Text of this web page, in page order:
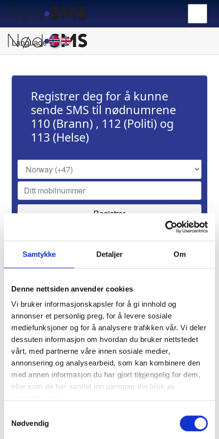
Samtykke Detaljer Om
Denne nettsiden anvender cookies
Vi bruker informasjonskapsler for å gi innhold og
annonser et personlig preg, for å levere sosiale
mediefunksjoner og for å analysere trafikken vår. Vi deler
dessuten informasjon om hvordan du bruker nettstedet
vårt, med partnerne våre innen sosiale medier,
annonsering og analysearbeid, som kan kombinere den
med annen informasjon du har gjort tilgjengelig for dem,
eller som de har samlet inn gjennom din bruk av
Nødvendig
Language
Registrer deg for å kunne
sende SMS til nødnumrene
110 (Brann) , 112 (Politi) og
113 (Helse)
Registrer
I en nødsituasjon kan du som har registrert
eller 113. For å spare tid bør meldingen inneholde
HVOR du er.
HVA det gjelder.
HVEM og hvor mange personer er i nød.
På nødmeldesentralen kommer SMSen din inn i samme
system som taleanropene, og operatøren sender deg en
bekreftelse på at meldingen er mottatt. Deretter får du
hjelp til rett plass.